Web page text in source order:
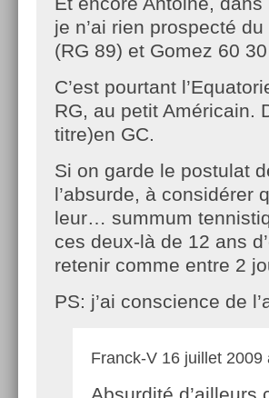
je n’ai rien prospecté
(RG 89) et Gomez 60
C’est pourtant
RG, au petit Américain.
titre)en GC.
Si on garde le postulat
l’absurde, à considérer
leur… summum
ces deux-là de 12 ans
retenir comme entre 2
PS: j’ai conscience de
Franck-V 16 juillet 2009